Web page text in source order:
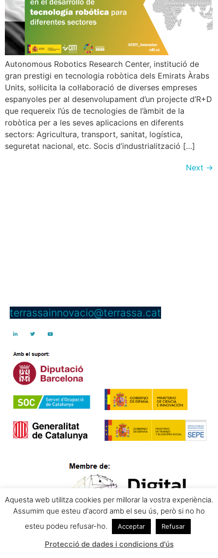
Autonomous Robotics Research Center, institució de
gran prestigi en tecnologia robòtica dels Emirats Àrabs
Units, sol·licita la col·laboració de diverses empreses
espanyoles per al desenvolupament d’un projecte d’R+D
que requereix l’ús de tecnologies de l’àmbit de la
robòtica per a les seves aplicacions en diferents
sectors: Agricultura, transport, sanitat, logística,
seguretat nacional, etc. Socis d’industrialització […]
Next →
terrassainnovacio@terrassa.cat
Aquesta web utilitza cookies per millorar la vostra experiència.
Assumim que esteu d'acord amb el seu ús, però si no ho
esteu podeu refusar-ho.
Acceptar Refusar
Protecció de dades i condicions d'ús